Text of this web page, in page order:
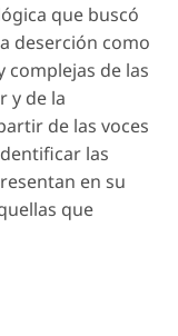
que buscó
deserción como
complejas de las
y de la
de las voces
las
en su
que